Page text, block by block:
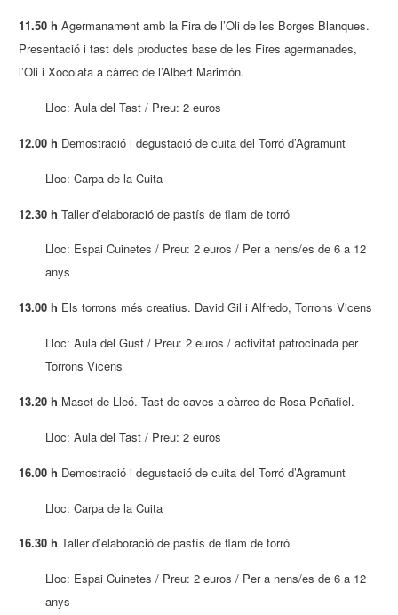
11.50 h Agermanament amb la Fira de l’Oli de les Borges Blanques.
Presentació i tast dels productes base de les Fires agermanades,
l’Oli i Xocolata a càrrec de l’Albert Marimón.
Lloc: Aula del Tast / Preu: 2 euros
12.00 h Demostració i degustació de cuita del Torró d’Agramunt
Lloc: Carpa de la Cuita
12.30 h Taller d’elaboració de pastís de flam de torró
Lloc: Espai Cuinetes / Preu: 2 euros / Per a nens/es de 6 a 12
anys
13.00 h Els torrons més creatius. David Gil i Alfredo, Torrons Vicens
Lloc: Aula del Gust / Preu: 2 euros / activitat patrocinada per
Torrons Vicens
13.20 h Maset de Lleó. Tast de caves a càrrec de Rosa Peñafiel.
Lloc: Aula del Tast / Preu: 2 euros
16.00 h Demostració i degustació de cuita del Torró d’Agramunt
Lloc: Carpa de la Cuita
16.30 h Taller d’elaboració de pastís de flam de torró
Lloc: Espai Cuinetes / Preu: 2 euros / Per a nens/es de 6 a 12
anys